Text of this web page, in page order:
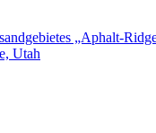
„Aphalt-
Utah